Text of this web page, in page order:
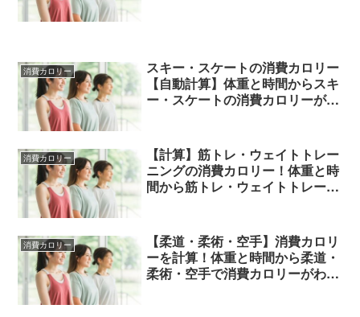
消費カロリー
スキー・スケートの消費カロリー
【自動計算】体重と時間からスキ
ー・スケートの消費カロリーがわ
消費カロリー
【計算】筋トレ・ウェイトトレー
ニングの消費カロリー！体重と時
間から筋トレ・ウェイトトレーニ
消費カロリー
【柔道・柔術・空手】消費カロリ
ーを計算！体重と時間から柔道・
柔術・空手で消費カロリーがわか